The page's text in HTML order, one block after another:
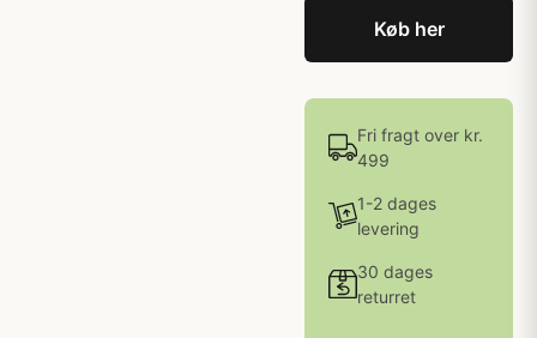
Køb her
Fri fragt over kr.
499
1-2 dages
levering
30 dages
returret